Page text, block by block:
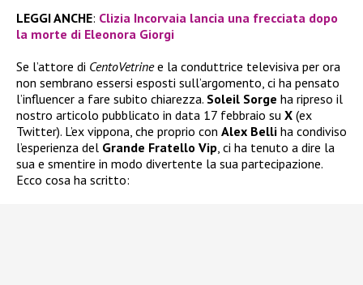
LEGGI ANCHE: Clizia Incorvaia lancia una frecciata dopo
la morte di Eleonora Giorgi
Se l’attore di CentoVetrinee la conduttrice televisiva per ora
non sembrano essersi esposti sull’argomento, ci ha pensato
l’influencer a fare subito chiarezza. Soleil Sorge ha ripreso il
nostro articolo pubblicato in data 17 febbraio su X (ex
Twitter). L’ex vippona, che proprio con Alex Belli ha condiviso
l’esperienza del Grande Fratello Vip, ci ha tenuto a dire la
sua e smentire in modo divertente la sua partecipazione.
Ecco cosa ha scritto: